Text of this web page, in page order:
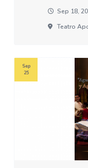
Sep 18,
Teatro
Sep
25